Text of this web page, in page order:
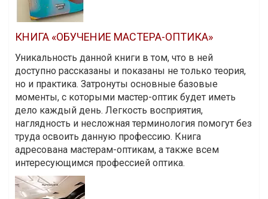
КНИГА «ОБУЧЕНИЕ МАСТЕРА-ОПТИКА»
Уникальность данной книги в том, что в ней
доступно рассказаны и показаны не только теория,
но и практика. Затронуты основные базовые
моменты, с которыми мастер-оптик будет иметь
дело каждый день. Легкость восприятия,
наглядность и несложная терминология помогут без
труда освоить данную профессию. Книга
адресована мастерам-оптикам, а также всем
интересующимся профессией оптика.